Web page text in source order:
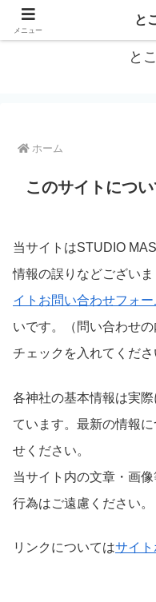
箕面をトコ
と
ホーム
このサイトにつ
当サイトはSTUDIO
情報の誤りなどございま
イトお問い合わせフォー
いです。（問い合わせ
チェックを入れてくださ
各神社の基本情報は実
ています。最新の情報
せください。
当サイト内の文章・画
行為はご遠慮ください。
リンクについてはサイ
メニュー
と